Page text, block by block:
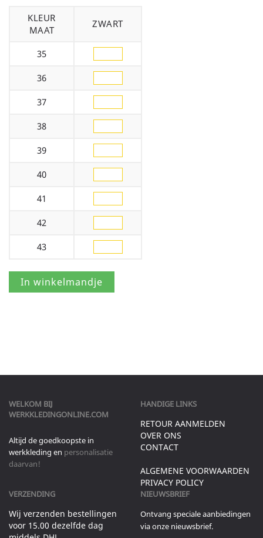
KLEUR
MAAT
ZWART
35
36
37
38
39
40
41
42
43
WELKOM BIJ
WERKKLEDINGONLINE.COM
Altijd de goedkoopste in
werkkleding en personalisatie
daarvan!
HANDIGE LINKS
RETOUR AANMELDEN
OVER ONS
CONTACT
ALGEMENE VOORWAARDEN
PRIVACY POLICY
VERZENDING
Wij verzenden bestellingen
voor 15.00 dezelfde dag
NIEUWSBRIEF
Ontvang speciale aanbiedingen
via onze nieuwsbrief.